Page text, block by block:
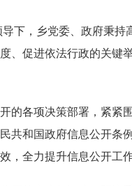
下，乡党委、政府秉持
、促进依法行政的关键
的各项决策部署，紧紧
共和国政府信息公开条
，全力提升信息公开工